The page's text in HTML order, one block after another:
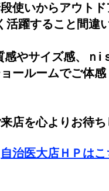
使いからアウトド
活躍すること間違
感やサイズ感、ｎi
ールームでご体
店を心よりお待
自治医大店ＨＰはこ